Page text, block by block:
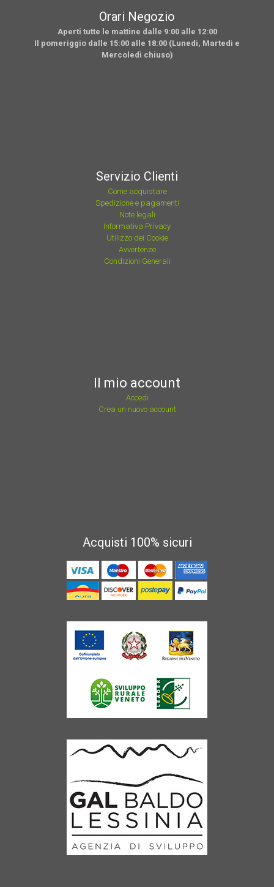
Orari Negozio
Aperti tutte le mattine dalle 9:00 alle 12:00
Il pomeriggio dalle 15:00 alle 18:00 (Lunedì, Martedì e
Mercoledì chiuso)
Servizio Clienti
Come acquistare
Spedizione e pagamenti
Note legali
Informativa Privacy
Utilizzo dei Cookie
Avvertenze
Condizioni Generali
Il mio account
Accedi
Crea un nuovo account
Acquisti 100% sicuri